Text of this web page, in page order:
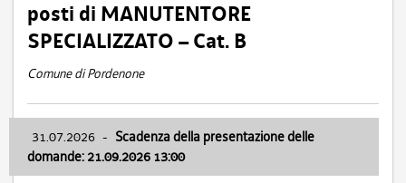
posti di MANUTENTORE
SPECIALIZZATO – Cat. B
Comune di Pordenone
31.07.2026 - Scadenza della presentazione delle
domande: 21.09.2026 13:00